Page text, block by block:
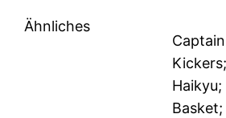
Ähnliches
Basket;